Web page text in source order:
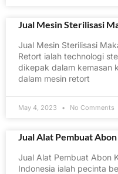
Jual Mesin Sterilisasi
Jual Mesin Sterilisasi
Retort ialah technologi
dikepak dalam kemasan
dalam mesin retort
May 4, 2023 No Comments
Jual Alat Pembuat
Jual Alat Pembuat Abon
Indonesia ialah pecinta